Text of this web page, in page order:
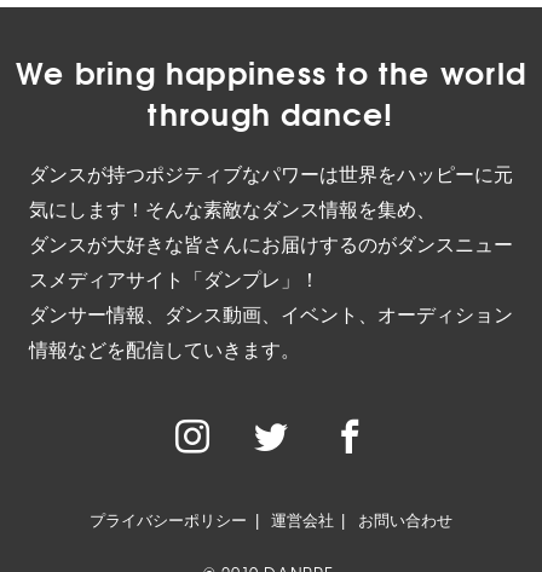
We bring happiness to the world
through dance!
ダンスが持つポジティブなパワーは世界をハッピーに元
気にします！そんな素敵なダンス情報を集め、
ダンスが大好きな皆さんにお届けするのがダンスニュー
スメディアサイト「ダンプレ」！
ダンサー情報、ダンス動画、イベント、オーディション
情報などを配信していきます。
プライバシーポリシー 運営会社 お問い合わせ